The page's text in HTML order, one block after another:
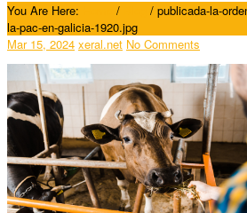
You Are Here: / / publicada-la-
la-pac-en-galicia-1920.jpg
Mar 15, 2024 xeral.net No Comments